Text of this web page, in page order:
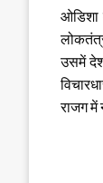
ओडिशा
उसमें देश
राजग में